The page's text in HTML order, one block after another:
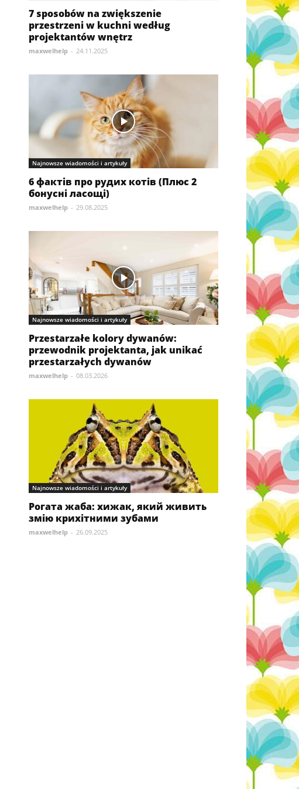
7 sposobów na zwiększenie
przestrzeni w kuchni według
projektantów wnętrz
maxwelhelp - 24.11.2025
Najnowsze wiadomości i artykuły
6 фактів про рудих котів (Плюс 2
бонусні ласощі)
maxwelhelp - 29.08.2025
Najnowsze wiadomości i artykuły
Przestarzałe kolory dywanów:
przewodnik projektanta, jak unikać
przestarzałych dywanów
maxwelhelp - 08.03.2026
Najnowsze wiadomości i artykuły
Рогата жаба: хижак, який живить
змію крихітними зубами
maxwelhelp - 26.09.2025